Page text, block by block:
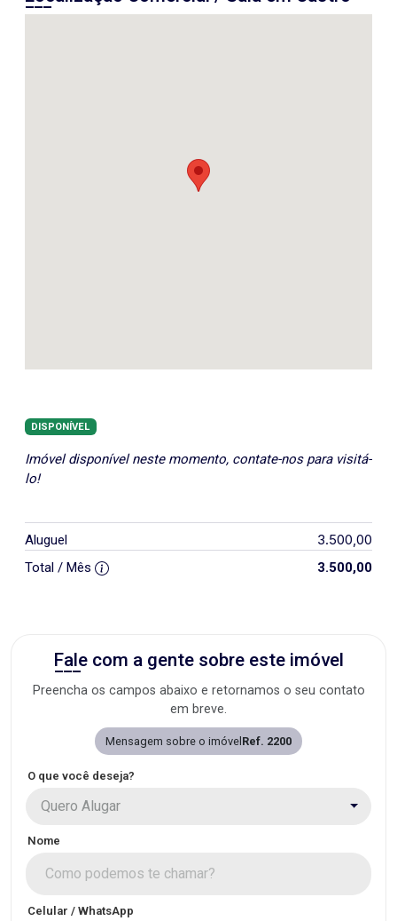
DISPONÍVEL
Imóvel disponível neste momento, contate-nos para visitá-
lo!
Aluguel 3.500,00
Total / Mês 3.500,00
Fale com a gente sobre este imóvel
Preencha os campos abaixo e retornamos o seu contato
em breve.
Mensagem sobre o imóvel Ref. 2200
O que você deseja?
Quero Alugar
Nome
Celular / WhatsApp